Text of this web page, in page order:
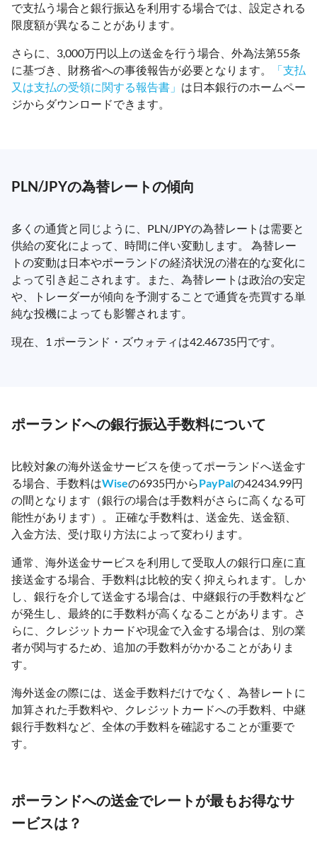
で支払う場合と銀行振込を利用する場合では、設定される
限度額が異なることがあります。
さらに、3,000万円以上の送金を行う場合、外為法第55条
に基づき、財務省への事後報告が必要となります。
「支払
又は支払の受領に関する報告書」 は日本銀行のホームペー
ジからダウンロードできます。
PLN/JPYの為替レートの傾向
多くの通貨と同じように、PLN/JPYの為替レートは需要と
供給の変化によって、時間に伴い変動します。 為替レー
トの変動は日本やポーランドの経済状況の潜在的な変化に
よって引き起こされます。また、為替レートは政治の安定
や、トレーダーが傾向を予測することで通貨を売買する単
純な投機によっても影響されます。
現在、1 ポーランド・ズウォティは42.46735円です。
ポーランドへの銀行振込手数料について
比較対象の海外送金サービスを使ってポーランドへ送金す
る場合、手数料はWiseの6935円からPayPalの42434.99円
の間となります（銀行の場合は手数料がさらに高くなる可
能性があります）。 正確な手数料は、送金先、送金額、
入金方法、受け取り方法によって変わります。
通常、海外送金サービスを利用して受取人の銀行口座に直
接送金する場合、手数料は比較的安く抑えられます。しか
し、銀行を介して送金する場合は、中継銀行の手数料など
が発生し、最終的に手数料が高くなることがあります。さ
らに、クレジットカードや現金で入金する場合は、別の業
者が関与するため、追加の手数料がかかることがありま
す。
海外送金の際には、送金手数料だけでなく、為替レートに
加算された手数料や、クレジットカードへの手数料、中継
銀行手数料など、全体の手数料を確認することが重要で
す。
ポーランドへの送金でレートが最もお得なサ
ービスは？